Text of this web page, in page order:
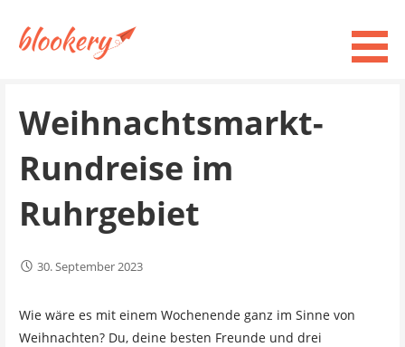
Inhalt
springen
Weihnachtsmarkt-
Rundreise im
Ruhrgebiet
30. September 2023
Wie wäre es mit einem Wochenende ganz im Sinne von
Weihnachten? Du, deine besten Freunde und drei